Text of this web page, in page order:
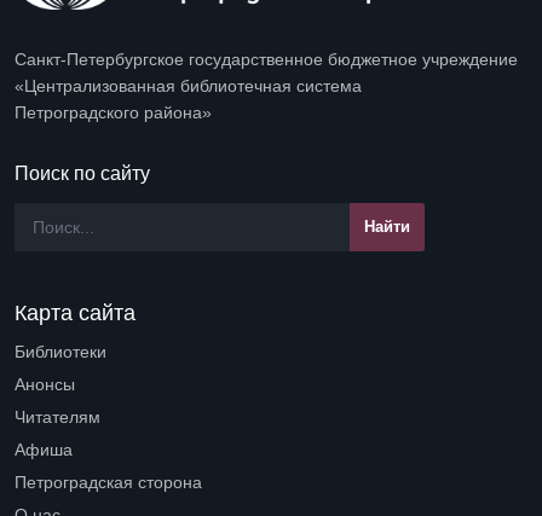
Санкт-Петербургское государственное бюджетное учреждение
«Централизованная библиотечная система
Петроградского района»
Поиск по сайту
Карта сайта
Библиотеки
Анонсы
Читателям
Афиша
Петроградская сторона